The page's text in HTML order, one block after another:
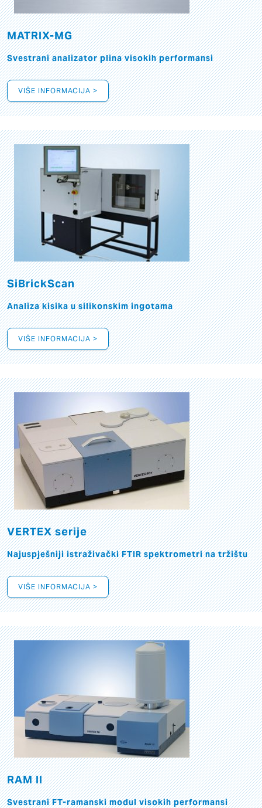
MATRIX-MG
Svestrani analizator plina visokih performansi
VIŠE INFORMACIJA >
SiBrickScan
Analiza kisika u silikonskim ingotama
VIŠE INFORMACIJA >
VERTEX serije
Najuspješniji istraživački FTIR spektrometri na tržištu
VIŠE INFORMACIJA >
RAM II
Svestrani FT-ramanski modul visokih performansi